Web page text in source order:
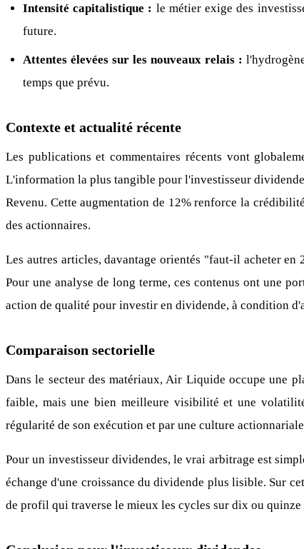
Intensité capitalistique : le métier exige des
future.
Attentes élevées sur les nouveaux relais :
temps que prévu.
Contexte et actualité récente
Les publications et commentaires récents vont
L'information la plus tangible pour l'investisseur
Revenu. Cette augmentation de 12% renforce la
des actionnaires.
Les autres articles, davantage orientés "faut-il acheter
Pour une analyse de long terme, ces contenus ont une
action de qualité pour investir en dividende, à condition
Comparaison sectorielle
Dans le secteur des matériaux, Air Liquide occupe une
faible, mais une bien meilleure visibilité et une
régularité de son exécution et par une culture
Pour un investisseur dividendes, le vrai arbitrage est
échange d'une croissance du dividende plus lisible. Sur
de profil qui traverse le mieux les cycles sur dix ou quinze